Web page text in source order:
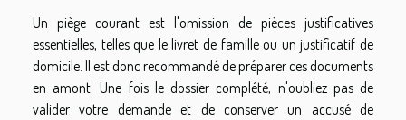
Un piège courant est l'omission de pièces justificatives
essentielles, telles que le livret de famille ou un justificatif de
domicile. Il est donc recommandé de préparer ces documents
en amont. Une fois le dossier complété, n'oubliez pas de
valider votre demande et de conserver un accusé de